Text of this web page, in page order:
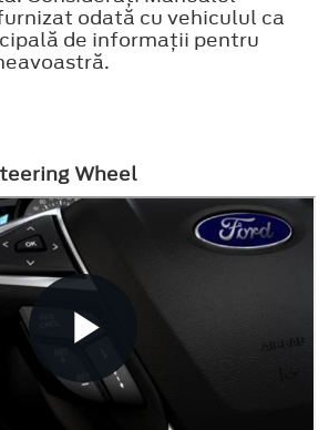
odată cu vehiculul ca
de informaţii pentru
Wheel